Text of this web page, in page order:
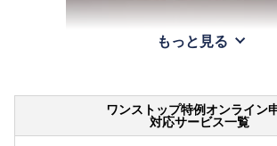
もっと見る
ワンストップ特例オンライン
対応サービス一覧